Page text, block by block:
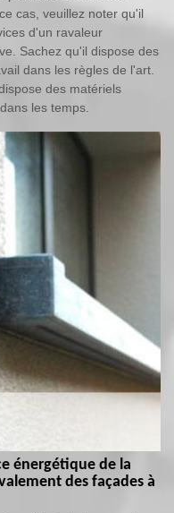
cas, veuillez noter qu'il
d'un ravaleur
Sachez qu'il dispose des
dans les règles de l'art.
des matériels
les temps.
énergétique de la
des façades à